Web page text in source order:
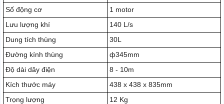
Số động cơ
1 motor
Lưu lượng khí
140 L/s
Dung tích thùng
30L
Đường kính thùng
ф345mm
Độ dài dây điện
8 - 10m
Kích thước máy
438 x 438 x 835mm
Trọng lượng
12 Kg